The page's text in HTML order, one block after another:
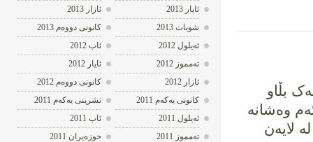
ماوەیەک بڵاو
وەشانە
لە لایەن
ئایار 2013
ئازار 2013
شوبات 2013
كانونی دووه‌م 2013
ئه‌یلول 2012
ئاب 2012
ته‌مموز 2012
ئایار 2012
ئازار 2012
كانونی دووه‌م 2012
كانونی یه‌كه‌م 2011
تشرینی یه‌كه‌م 2011
ئه‌یلول 2011
ئاب 2011
ته‌مموز 2011
حوزه‌یران 2011